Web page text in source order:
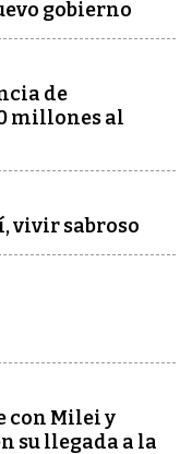
gobierno
de
millones al
vivir sabroso
con Milei y
su llegada a la